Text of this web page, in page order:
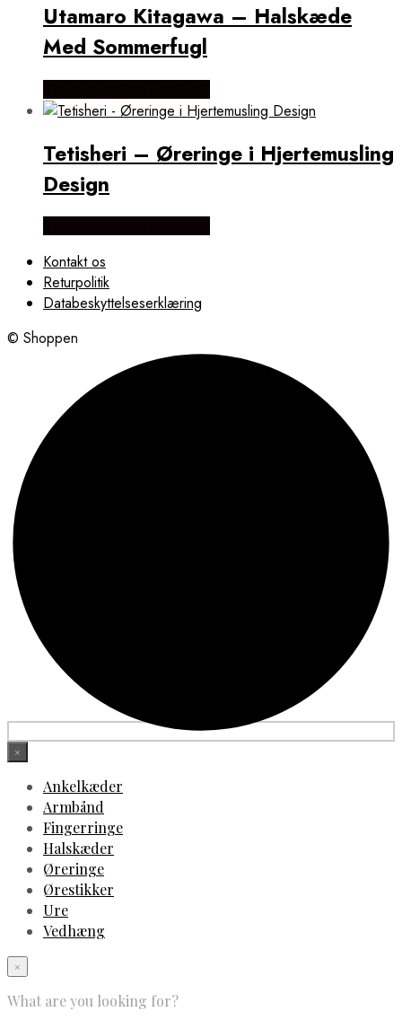
Utamaro Kitagawa – Halskæde
Med Sommerfugl
Tetisheri – Øreringe i Hjertemusling
Design
Kontakt os
Returpolitik
Databeskyttelseserklæring
© Shoppen
×
Ankelkæder
Armbånd
Fingerringe
Halskæder
Øreringe
Ørestikker
Ure
Vedhæng
×
What are you looking for?